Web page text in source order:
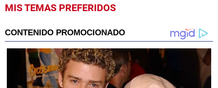
MIS TEMAS PREFERIDOS